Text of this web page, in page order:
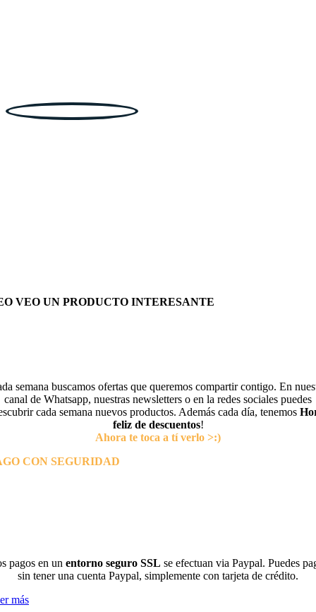
VEO UN PRODUCTO INTERESANTE
semana buscamos ofertas que queremos compartir contigo. En
canal de Whatsapp, nuestras newsletters o en la redes sociales puedes
cada semana nuevos productos. Además cada día, tenemos
feliz de descuentos!
Ahora te toca a tí verlo >:)
CON SEGURIDAD
pagos en un entorno seguro SSL se efectuan via Paypal. Puedes
sin tener una cuenta Paypal, simplemente con tarjeta de crédito.
más